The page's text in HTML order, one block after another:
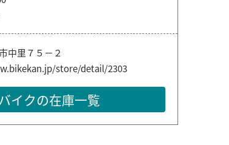
中里７５－２
store/detail/2303
イクの在庫一覧